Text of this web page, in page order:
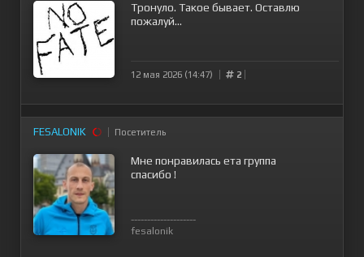
Тронуло. Такое бывает. Оставлю
пожалуй...
12 мая 2026 (14:47) 2
FESALONIK Посетитель
Мне понравилась ета группа
спасибо !
--------------------
fesalonik